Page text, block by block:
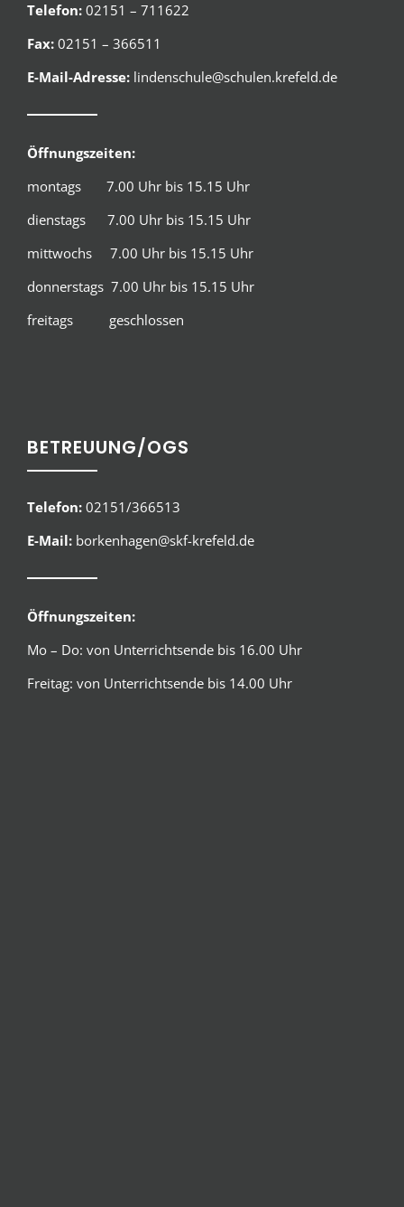
Telefon: 02151 – 711622
Fax: 02151 – 366511
E-Mail-Adresse: lindenschule@schulen.krefeld.de
Öffnungszeiten:
montags 7.00 Uhr bis 15.15 Uhr
dienstags 7.00 Uhr bis 15.15 Uhr
mittwochs 7.00 Uhr bis 15.15 Uhr
donnerstags 7.00 Uhr bis 15.15 Uhr
freitags geschlossen
BETREUUNG/OGS
Telefon: 02151/366513
E-Mail: borkenhagen@skf-krefeld.de
Öffnungszeiten:
Mo – Do: von Unterrichtsende bis 16.00 Uhr
Freitag: von Unterrichtsende bis 14.00 Uhr